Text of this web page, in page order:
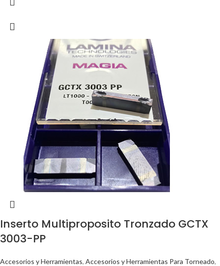
Inserto Multiproposito Tronzado GCTX
3003-PP
Accesorios y Herramientas, Accesorios y Herramientas Para Torneado,